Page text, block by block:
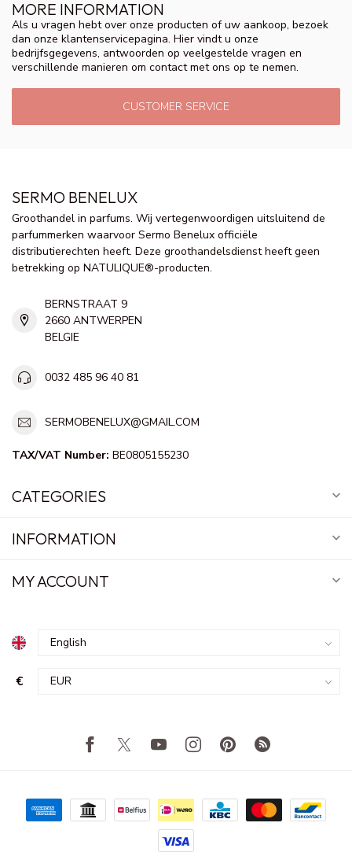
MORE INFORMATION
Als u vragen hebt over onze producten of uw aankoop, bezoek
dan onze klantenservicepagina. Hier vindt u onze
bedrijfsgegevens, antwoorden op veelgestelde vragen en
verschillende manieren om contact met ons op te nemen.
CUSTOMER SERVICE
SERMO BENELUX
Groothandel in parfums. Wij vertegenwoordigen uitsluitend de
parfummerken waarvoor Sermo Benelux officiële
distributierechten heeft. Deze groothandelsdienst heeft geen
betrekking op NATULIQUE®-producten.
BERNSTRAAT 9
2660 ANTWERPEN
BELGIE
0032 485 96 40 81
SERMOBENELUX@GMAIL.COM
TAX/VAT Number: BE0805155230
CATEGORIES
INFORMATION
MY ACCOUNT
€